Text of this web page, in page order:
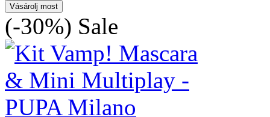
Vásárolj most
(-30%) Sale